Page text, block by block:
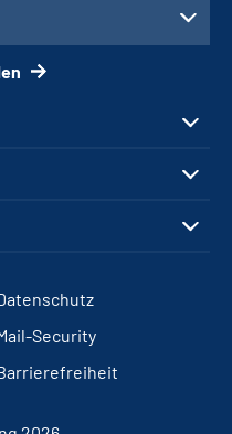
Security